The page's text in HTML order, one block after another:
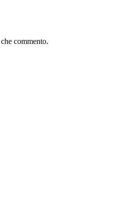
commento.